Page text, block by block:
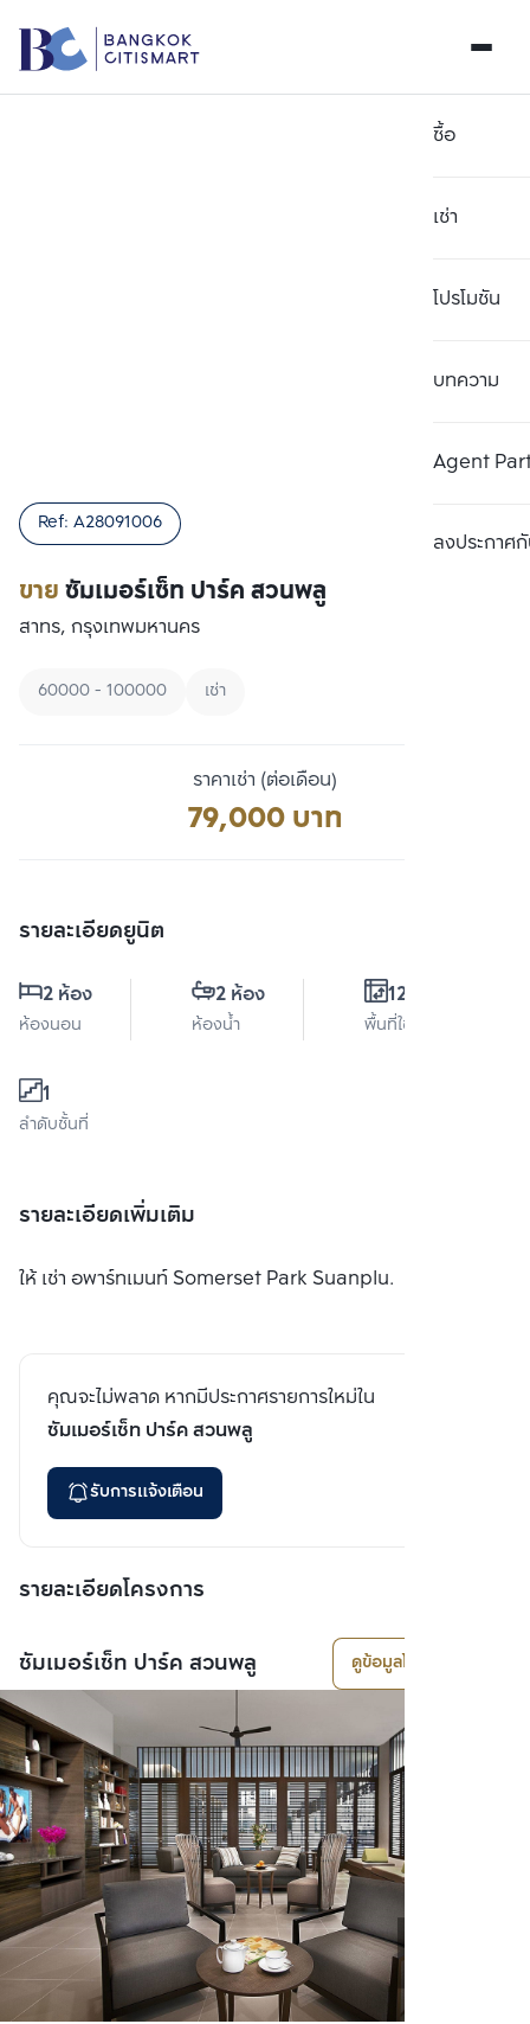
ซื้อ
เช่า
โปรโมชัน
บทความ
Agent
ลงประกาศกั
ขายซัมเมอร์เซ็ท ปาร์ค สวนพลู
Ref: A28091006
สาทร, กรุงเทพมหานคร
60000 - 100000 เช่า
ราคาเช่า (ต่อเดือน)
79,000 บาท
รายละเอียดยูนิต
2 ห้อง
ห้องนอน
2 ห้อง
ห้องน้ำ
120 ตร.ม.
พื้นที่ใช้สอย
1
ลำดับชั้นที่
รายละเอียดเพิ่มเติม
ให้ เช่า อพาร์ทเมนท์ Somerset Park Suanplu.
คุณจะไม่พลาด หากมีประกาศรายการใหม่ใน
ซัมเมอร์เซ็ท ปาร์ค สวนพลู
รับการแจ้งเตือน
รายละเอียดโครงการ
ซัมเมอร์เซ็ท ปาร์ค สวนพลู ดูข้อมูลโครงการ
เปรียบเทียบ